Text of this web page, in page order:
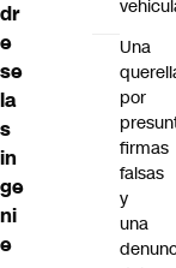
dr
e
se
la
s
in
ge
ni
e
Una
por
firmas
falsas
y
una